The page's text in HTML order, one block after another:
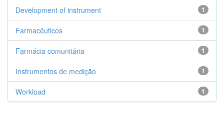
1
Development of instrument
1
Farmacêuticos
1
Farmácia comunitária
1
Instrumentos de medição
1
Workload